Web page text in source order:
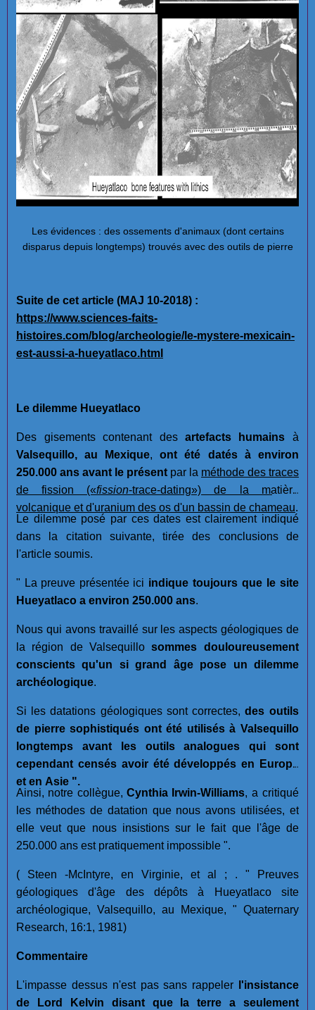
Les évidences : des ossements d'animaux (dont certains
disparus depuis longtemps) trouvés avec des outils de pierre
Suite de cet article (MAJ 10-2018) :
https://www.sciences-faits-
histoires.com/blog/archeologie/le-mystere-mexicain-
est-aussi-a-hueyatlaco.html
Le dilemme Hueyatlaco
Des gisements contenant des artefacts humains à
Valsequillo, au Mexique, ont été datés à environ
250.000 ans avant le présent par la méthode des traces
de fission («fission-trace-dating») de la matière
volcanique et d'uranium des os d'un bassin de chameau.
Le dilemme posé par ces dates est clairement indiqué
dans la citation suivante, tirée des conclusions de
l'article soumis.
" La preuve présentée ici indique toujours que le site
Hueyatlaco a environ 250.000 ans.
Nous qui avons travaillé sur les aspects géologiques de
la région de Valsequillo sommes douloureusement
conscients qu'un si grand âge pose un dilemme
archéologique.
Si les datations géologiques sont correctes, des outils
de pierre sophistiqués ont été utilisés à Valsequillo
longtemps avant les outils analogues qui sont
cependant censés avoir été développés en Europe
et en Asie ".
Ainsi, notre collègue, Cynthia Irwin-Williams, a critiqué
les méthodes de datation que nous avons utilisées, et
elle veut que nous insistions sur le fait que l'âge de
250.000 ans est pratiquement impossible ".
( Steen -McIntyre, en Virginie, et al ; . " Preuves
géologiques d'âge des dépôts à Hueyatlaco site
archéologique, Valsequillo, au Mexique, " Quaternary
Research, 16:1, 1981)
Commentaire
L'impasse dessus n'est pas sans rappeler
l'insistance
de Lord Kelvin disant que la terre a seulement